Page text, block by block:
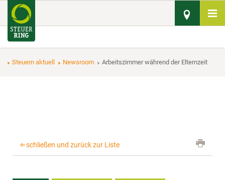
Steuern aktuell Newsroom Arbeitszimmer während der Elternzeit
schließen und zurück zur Liste